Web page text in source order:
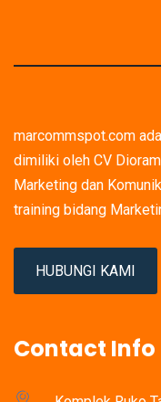
marcommspot.com
dimiliki oleh CV
Marketing dan
training bidang
HUBUNGI KAMI
Contact Info